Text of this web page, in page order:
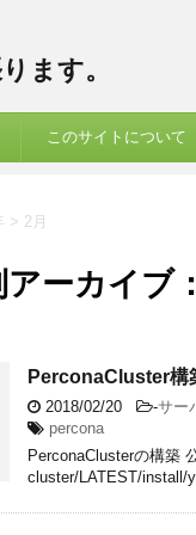
ます。
このサイトについて
> 2月
アーカイブ
PerconaCluster構
2018/02/20 -サー
percona
PerconaClusterの構築
cluster/LATEST/install/